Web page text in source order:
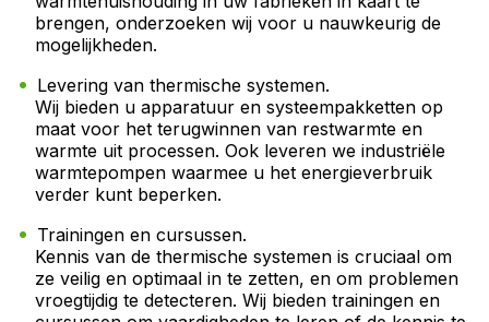
brengen, onderzoeken wij voor u nauwkeurig de
mogelijkheden.
Levering van thermische systemen.
Wij bieden u apparatuur en systeempakketten op
maat voor het terugwinnen van restwarmte en
warmte uit processen. Ook leveren we industriële
warmtepompen waarmee u het energieverbruik
verder kunt beperken.
Trainingen en cursussen.
Kennis van de thermische systemen is cruciaal om
ze veilig en optimaal in te zetten, en om problemen
vroegtijdig te detecteren. Wij bieden trainingen en